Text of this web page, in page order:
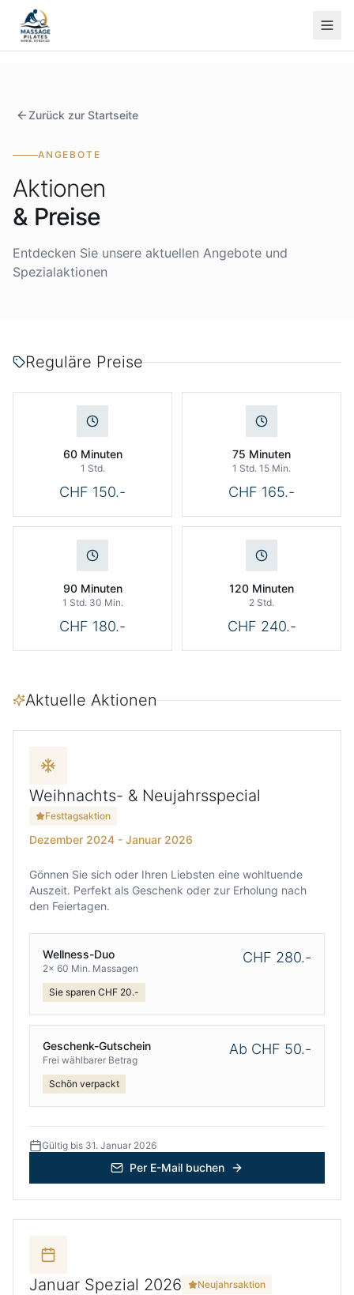
Zurück zur Startseite
ANGEBOTE
Aktionen
& Preise
Entdecken Sie unsere aktuellen Angebote und
Spezialaktionen
Reguläre Preise
60 Minuten
1 Std.
CHF 150.-
75 Minuten
1 Std. 15 Min.
CHF 165.-
90 Minuten
1 Std. 30 Min.
CHF 180.-
120 Minuten
2 Std.
CHF 240.-
Aktuelle Aktionen
Weihnachts- & Neujahrsspecial
Festtagsaktion
Dezember 2024 - Januar 2026
Gönnen Sie sich oder Ihren Liebsten eine wohltuende
Auszeit. Perfekt als Geschenk oder zur Erholung nach
den Feiertagen.
Wellness-Duo
2x 60 Min. Massagen
CHF 280.-
Sie sparen CHF 20.-
Geschenk-Gutschein
Frei wählbarer Betrag
Ab CHF 50.-
Schön verpackt
Gültig bis 31. Januar 2026
Per E-Mail buchen
Januar Spezial 2026 Neujahrsaktion